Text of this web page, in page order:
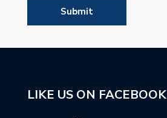
LIKE US ON FACEBOOK